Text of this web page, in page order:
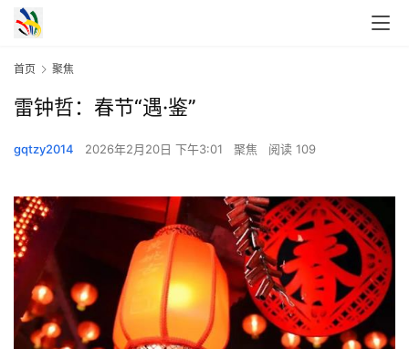
首页 聚焦
雷钟哲：春节“遇·鉴”
gqtzy2014 2026年2月20日 下午3:01 聚焦 阅读 109